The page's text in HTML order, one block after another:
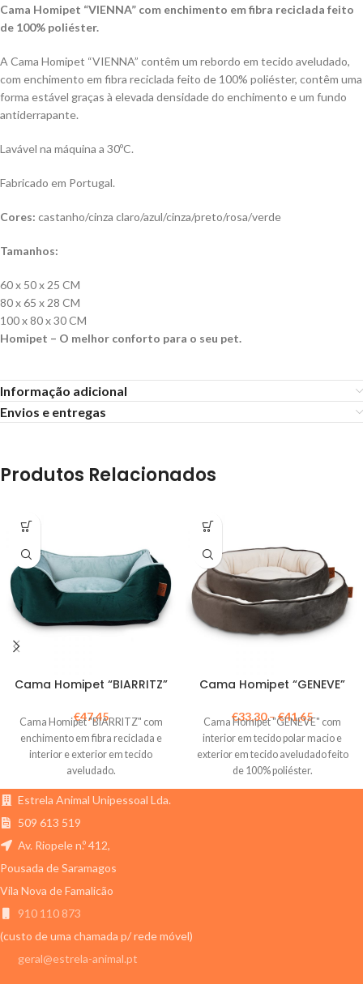
Cama Homipet “VIENNA” com enchimento em fibra reciclada feito
de 100% poliéster.
A Cama Homipet “VIENNA” contêm um rebordo em tecido aveludado,
com enchimento em fibra reciclada feito de 100% poliéster, contêm uma
forma estável graças à elevada densidade do enchimento e um fundo
antiderrapante.
Lavável na máquina a 30ºC.
Fabricado em Portugal.
Cores: castanho/cinza claro/azul/cinza/preto/rosa/verde
Tamanhos:
60 x 50 x 25 CM
80 x 65 x 28 CM
100 x 80 x 30 CM
Homipet – O melhor conforto para o seu pet.
Informação adicional
Envios e entregas
Produtos Relacionados
Cama Homipet “BIARRITZ”
€47,45
Cama Homipet "BIARRITZ" com
enchimento em fibra reciclada e
interior e exterior em tecido
aveludado.
Cama Homipet “GENEVE”
€33,30–€41,65
Cama Homipet "GENEVE" com
interior em tecido polar macio e
exterior em tecido aveludado feito
de 100% poliéster.
Estrela Animal Unipessoal Lda.
509 613 519
Av. Riopele n.º 412,
Pousada de Saramagos
Vila Nova de Famalicão
910 110 873
(custo de uma chamada p/ rede móvel)
geral@estrela-animal.pt